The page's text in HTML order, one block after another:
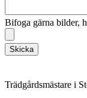
Bifoga gärna bilder,
Skicka
Trädgårdsmästare i